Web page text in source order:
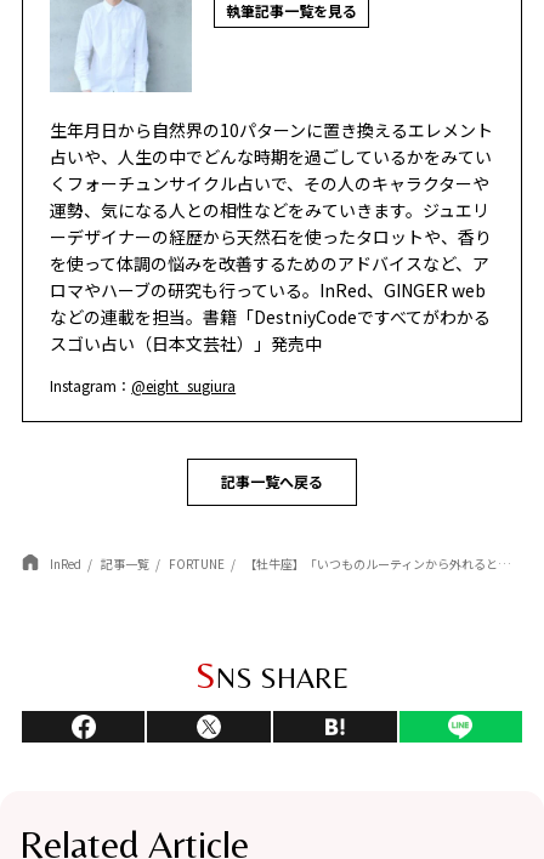
執筆記事一覧を見る
生年月日から自然界の10パターンに置き換えるエレメント
占いや、人生の中でどんな時期を過ごしているかをみてい
くフォーチュンサイクル占いで、その人のキャラクターや
運勢、気になる人との相性などをみていきます。ジュエリ
ーデザイナーの経歴から天然石を使ったタロットや、香り
を使って体調の悩みを改善するためのアドバイスなど、ア
ロマやハーブの研究も行っている。InRed、GINGER web
などの連載を担当。書籍「DestniyCodeですべてがわかる
スゴい占い（日本文芸社）」発売中
Instagram：@eight_sugiura
記事一覧へ戻る
InRed 記事一覧 FORTUNE 【牡牛座】「いつものルーティンから外れると好奇心が刺激される」杉浦エイトの幸運を呼ぶ12星座占い（5/7～6/4）
SNS SHARE
Related Article